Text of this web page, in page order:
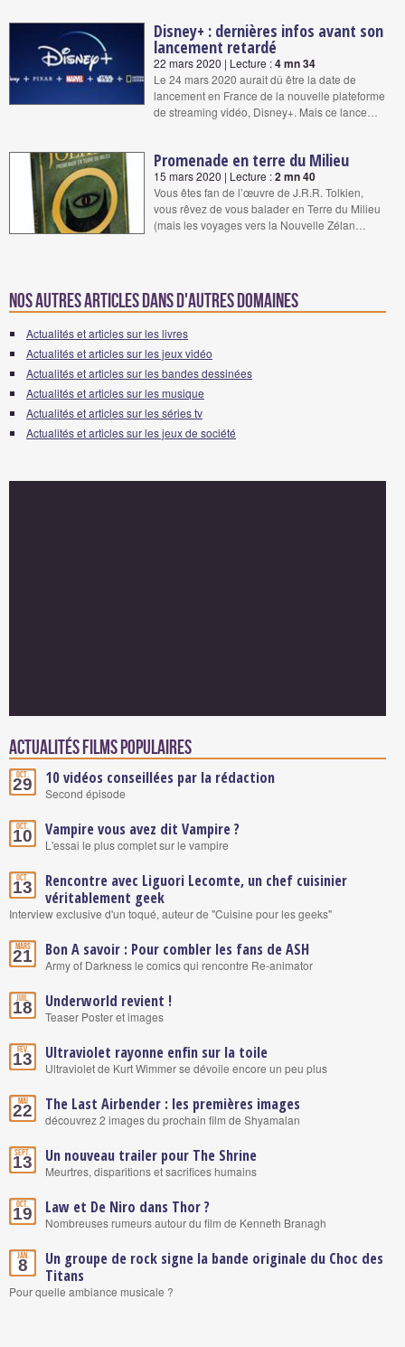
Disney+ : dernières infos avant son
lancement retardé
22 mars 2020 | Lecture :4 mn 34
Le 24 mars 2020 aurait dû être la date de
lancement en France de la nouvelle plateforme
de streaming vidéo, Disney+. Mais ce lance…
Promenade en terre du Milieu
15 mars 2020 | Lecture :2 mn 40
Vous êtes fan de l’œuvre de J.R.R. Tolkien,
vous rêvez de vous balader en Terre du Milieu
(mais les voyages vers la Nouvelle Zélan…
Nos autres articles dans d'autres domaines
Actualités et articles sur les livres
Actualités et articles sur les jeux vidéo
Actualités et articles sur les bandes dessinées
Actualités et articles sur les musique
Actualités et articles sur les séries tv
Actualités et articles sur les jeux de société
Actualités Films populaires
Oct.
29 10 vidéos conseillées par la rédaction
Second épisode
Oct.
10 Vampire vous avez dit Vampire ?
L'essai le plus complet sur le vampire
Oct.
13
Rencontre avec Liguori Lecomte, un chef cuisinier
véritablement geek
Interview exclusive d'un toqué, auteur de "Cuisine pour les geeks"
Mars
21 Bon A savoir : Pour combler les fans de ASH
Army of Darkness le comics qui rencontre Re-animator
Juil.
18 Underworld revient !
Teaser Poster et images
Fév.
13 Ultraviolet rayonne enfin sur la toile
Ultraviolet de Kurt Wimmer se dévoile encore un peu plus
Mai
22 The Last Airbender : les premières images
découvrez 2 images du prochain film de Shyamalan
Sept.
13 Un nouveau trailer pour The Shrine
Meurtres, disparitions et sacrifices humains
Oct.
19 Law et De Niro dans Thor ?
Nombreuses rumeurs autour du film de Kenneth Branagh
Jan.
8
Un groupe de rock signe la bande originale du Choc des
Titans
Pour quelle ambiance musicale ?